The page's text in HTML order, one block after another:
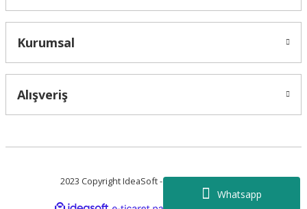
Whatsapp
Kurumsal
Alışveriş
2023 Copyright IdeaSoft - Tüm Hakları Saklıdır.
ideasoft